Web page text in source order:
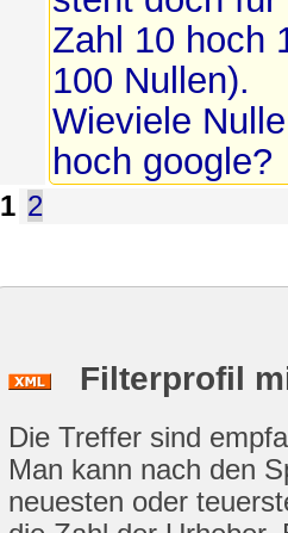
Zahl 10 hoch
100 Nullen).
Wieviele
hoch google?
1 2
Filterprofil
Die Treffer sind
Man kann nach den
neuesten oder